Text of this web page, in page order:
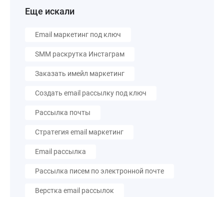
Еще искали
Email маркетинг под ключ
SMM раскрутка Инстаграм
Заказать имейл маркетинг
Создать email рассылку под ключ
Рассылка почты
Стратегия email маркетинг
Email рассылка
Рассылка писем по электронной почте
Верстка email рассылок